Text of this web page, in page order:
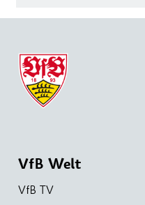
VfB Welt
VfB TV